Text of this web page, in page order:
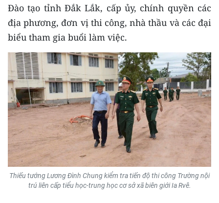
RADIO
MEDIA CENTER
E-Magazine
Video
Media Chính trị
Media Kinh tế
Media Văn hóa
Media Xã hội
Media Pháp luật
Đào tạo tỉnh Đắk Lắk, cấp ủy, chính quyền các
địa phương, đơn vị thi công, nhà thầu và các đại
biểu tham gia buổi làm việc.
Thiếu tướng Lương Đình Chung kiểm tra tiến độ thi công Trường nội
trú liên cấp tiểu học-trung học cơ sở xã biên giới Ia Rvê.